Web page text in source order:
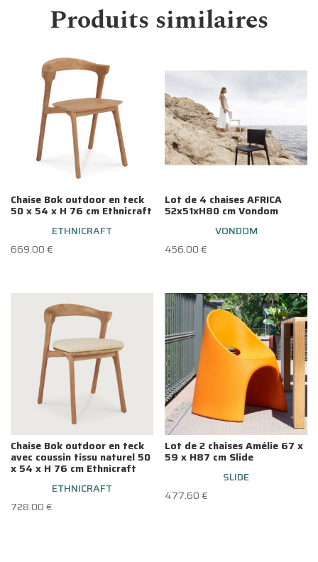
Produits similaires
Chaise Bok outdoor en teck
50 x 54 x H 76 cm Ethnicraft
ETHNICRAFT
669.00€
Lot de 4 chaises AFRICA
52x51xH80 cm Vondom
VONDOM
456.00€
Chaise Bok outdoor en teck
avec coussin tissu naturel 50
x 54 x H 76 cm Ethnicraft
ETHNICRAFT
728.00€
Lot de 2 chaises Amélie 67 x
59 x H87 cm Slide
SLIDE
477.60€